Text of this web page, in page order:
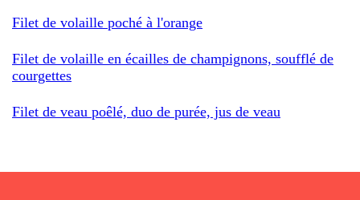
Filet de volaille poché à l'orange
Filet de volaille en écailles de champignons, soufflé de
courgettes
Filet de veau poêlé, duo de purée, jus de veau